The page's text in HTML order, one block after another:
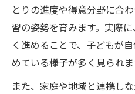
とりの進度や得意分野に合
習の姿勢を育みます。実際
く進めることで、子どもが
めている様子が多く見られま
また、家庭や地域と連携し